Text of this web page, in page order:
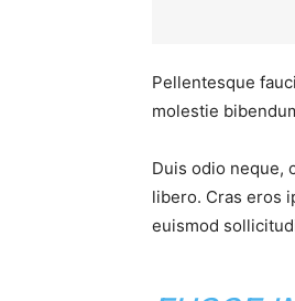
Pellentesque
molestie
Duis odio neque,
libero. Cras eros
euismod